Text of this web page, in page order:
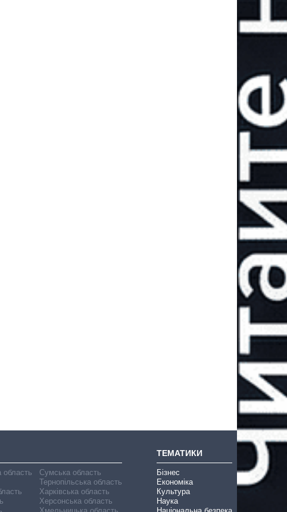
область
Сумська область
Тернопільська область
Харківська область
Херсонська область
ТЕМАТИКИ
Бізнес
Економіка
Культура
Наука